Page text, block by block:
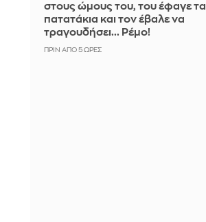
στους ώμους του, του έφαγε τα
πατατάκια και τον έβαλε να
τραγουδήσει... Ρέμο!
ΠΡΙΝ ΑΠΌ 5 ΏΡΕΣ